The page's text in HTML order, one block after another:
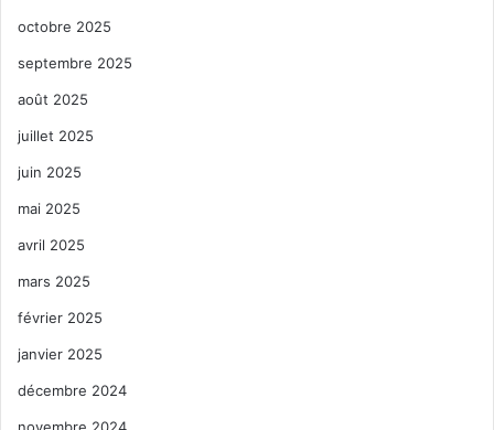
octobre 2025
septembre 2025
août 2025
juillet 2025
juin 2025
mai 2025
avril 2025
mars 2025
février 2025
janvier 2025
décembre 2024
novembre 2024